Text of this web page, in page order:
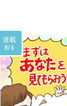
第１３回】治
連載
8/6